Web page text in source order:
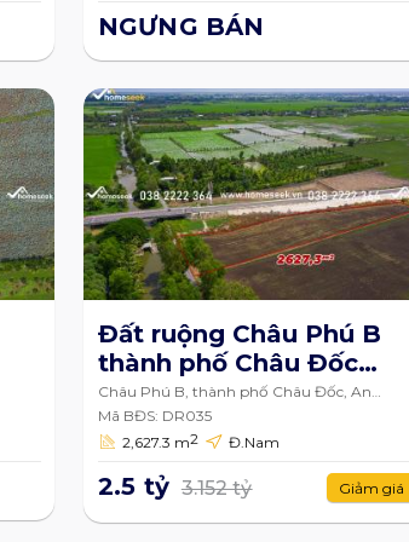
NGƯNG BÁN
Đất ruộng Châu Phú B
thành phố Châu Đốc
2627.3m2
Châu Phú B, thành phố Châu Đốc, An
Giang
Mã BĐS: DR035
2,627.3 m2 Đ.Nam
2.5 tỷ 3.152 tỷ Giảm giá